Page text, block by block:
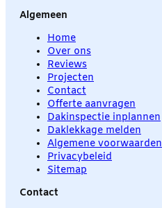
Algemeen
Home
Over ons
Reviews
Projecten
Contact
Offerte aanvragen
Dakinspectie inplannen
Daklekkage melden
Algemene voorwaarden
Privacybeleid
Sitemap
Contact